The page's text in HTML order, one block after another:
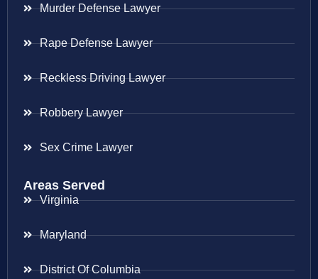
Murder Defense Lawyer
Rape Defense Lawyer
Reckless Driving Lawyer
Robbery Lawyer
Sex Crime Lawyer
Areas Served
Virginia
Maryland
District Of Columbia